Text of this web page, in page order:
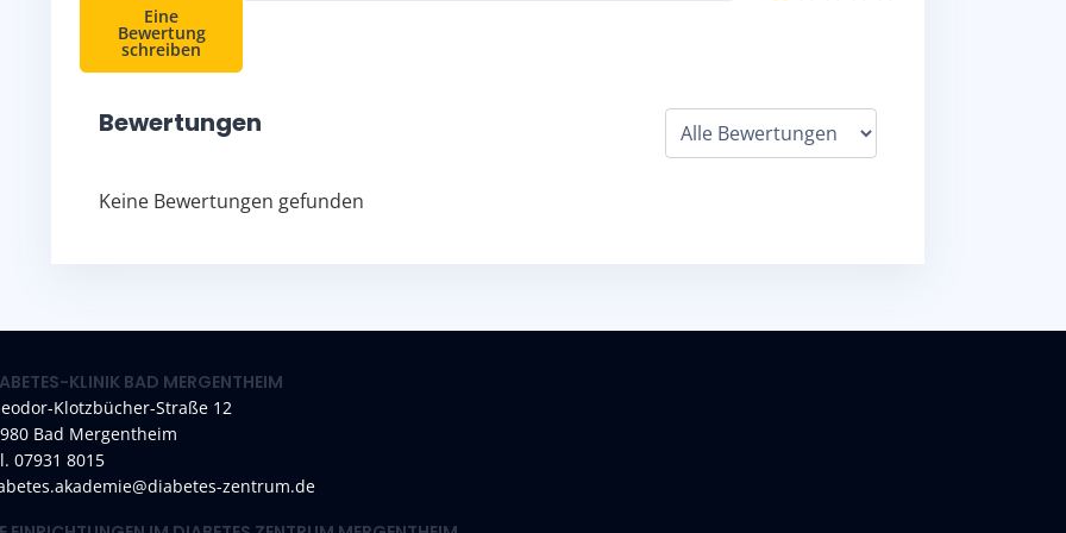
Eine
Bewertung
schreiben
Bewertungen
Keine Bewertungen gefunden
KLINIK BAD MERGENTHEIM
Klotzbücher-Straße 12
Bad Mergentheim
07931 8015
zentrum.de